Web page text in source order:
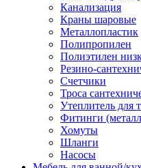
Канализация
Краны шаровые
Металлопластик
Полипропилен
Полиэтилен
Резино-
Счетчики
Троса
Утеплитель для
Фитинги
Хомуты
Шланги
Насосы